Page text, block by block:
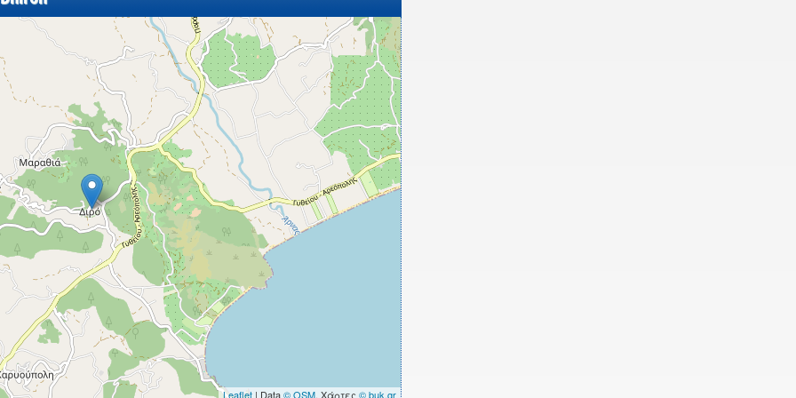
Leaflet| Data© OSM, Χάρτες © buk.gr